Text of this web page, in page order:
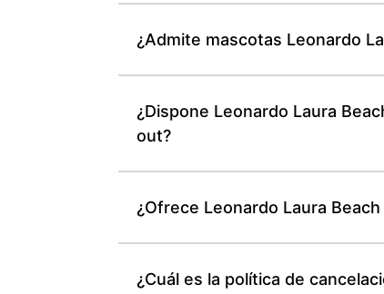
¿Admite mascotas Leonardo
¿Dispone Leonardo Laura
out?
¿Ofrece Leonardo Laura
¿Cuál es la política de